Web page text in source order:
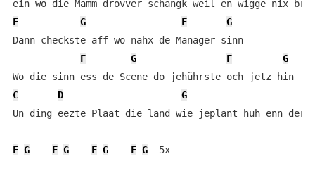
F G F
G
Dann checkste aff wo nahx de Manager sinn
F
G F
G
Wo die sinn ess de Scene do jehührste och jetz hin
C
D
G
Un ding eezte Plaat die land wie jeplant huh enn der
F G F G F G F G
  5x